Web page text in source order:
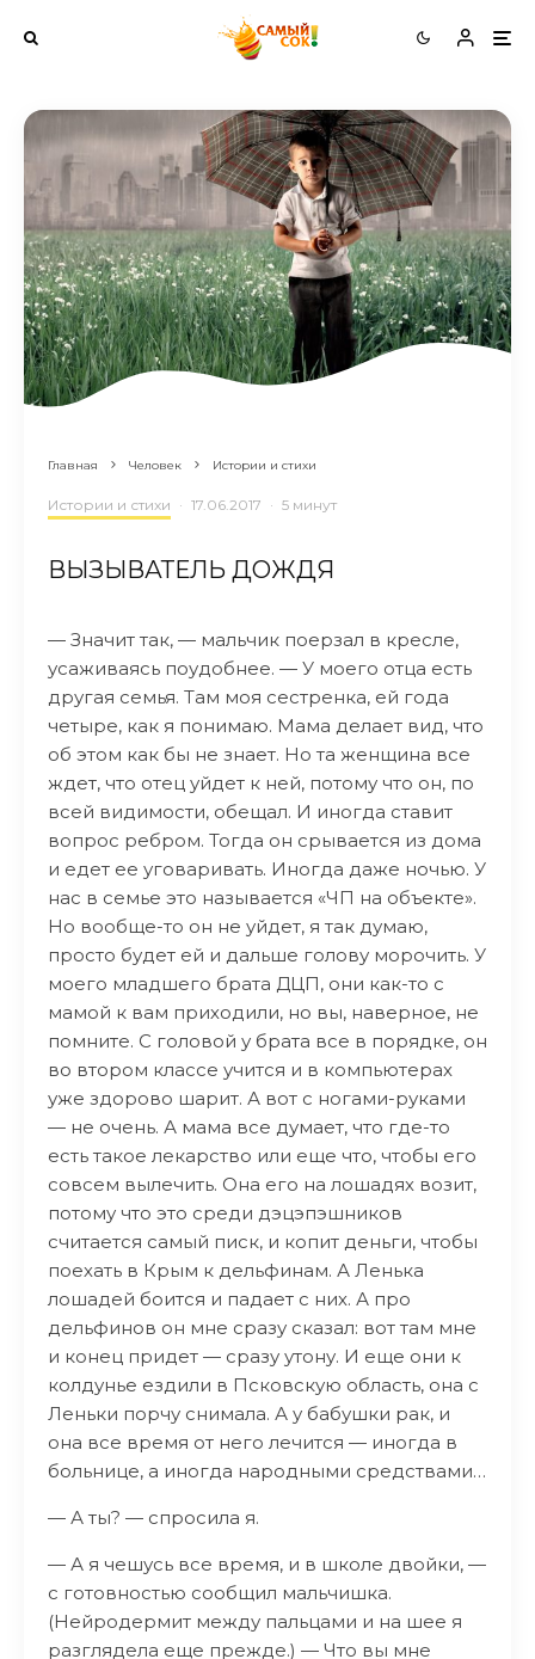
Главная Человек Истории и стихи
Истории и стихи · 17.06.2017 · 5 минут
ВЫЗЫВАТЕЛЬ ДОЖДЯ
— Значит так, — мальчик поерзал в кресле,
усаживаясь поудобнее. — У моего отца есть
другая семья. Там моя сестренка, ей года
четыре, как я понимаю. Мама делает вид, что
об этом как бы не знает. Но та женщина все
ждет, что отец уйдет к ней, потому что он, по
всей видимости, обещал. И иногда ставит
вопрос ребром. Тогда он срывается из дома
и едет ее уговаривать. Иногда даже ночью. У
нас в семье это называется «ЧП на объекте».
Но вообще-то он не уйдет, я так думаю,
просто будет ей и дальше голову морочить. У
моего младшего брата ДЦП, они как-то с
мамой к вам приходили, но вы, наверное, не
помните. С головой у брата все в порядке, он
во втором классе учится и в компьютерах
уже здорово шарит. А вот с ногами-руками
— не очень. А мама все думает, что где-то
есть такое лекарство или еще что, чтобы его
совсем вылечить. Она его на лошадях возит,
потому что это среди дэцэпэшников
считается самый писк, и копит деньги, чтобы
поехать в Крым к дельфинам. А Ленька
лошадей боится и падает с них. А про
дельфинов он мне сразу сказал: вот там мне
и конец придет — сразу утону. И еще они к
колдунье ездили в Псковскую область, она с
Леньки порчу снимала. А у бабушки рак, и
она все время от него лечится — иногда в
больнице, а иногда народными средствами…
— А ты? — спросила я.
— А я чешусь все время, и в школе двойки, —
с готовностью сообщил мальчишка.
(Нейродермит между пальцами и на шее я
разглядела еще прежде.) — Что вы мне